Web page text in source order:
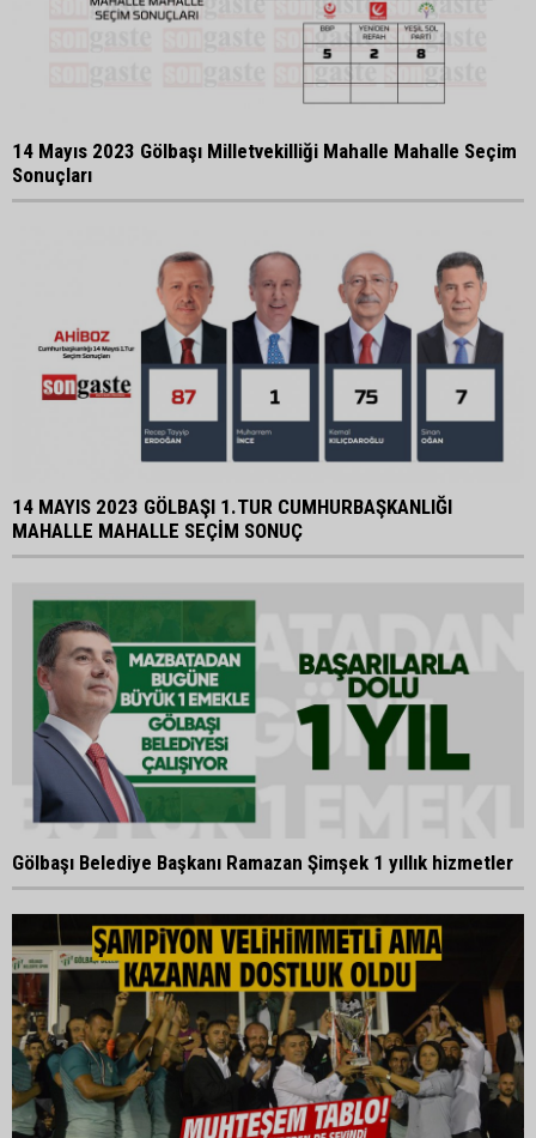
14 Mayıs 2023 Gölbaşı Milletvekilliği Mahalle Mahalle Seçim
Sonuçları
14 MAYIS 2023 GÖLBAŞI 1.TUR CUMHURBAŞKANLIĞI
MAHALLE MAHALLE SEÇİM SONUÇ
Gölbaşı Belediye Başkanı Ramazan Şimşek 1 yıllık hizmetler